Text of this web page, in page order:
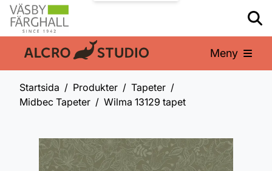
En del av: Meny
Startsida Produkter
Tapeter
Midbec Tapeter
Wilma 13129 tapet